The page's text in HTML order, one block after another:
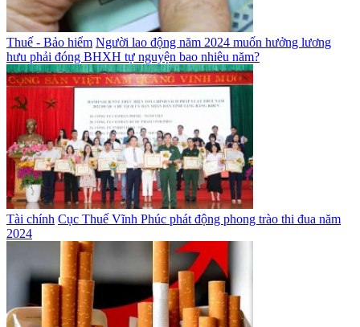
Thuế - Bảo hiểm Người lao động năm 2024 muốn hưởng lương
hưu phải đóng BHXH tự nguyện bao nhiêu năm?
Tài chính Cục Thuế Vĩnh Phúc phát động phong trào thi đua năm
2024